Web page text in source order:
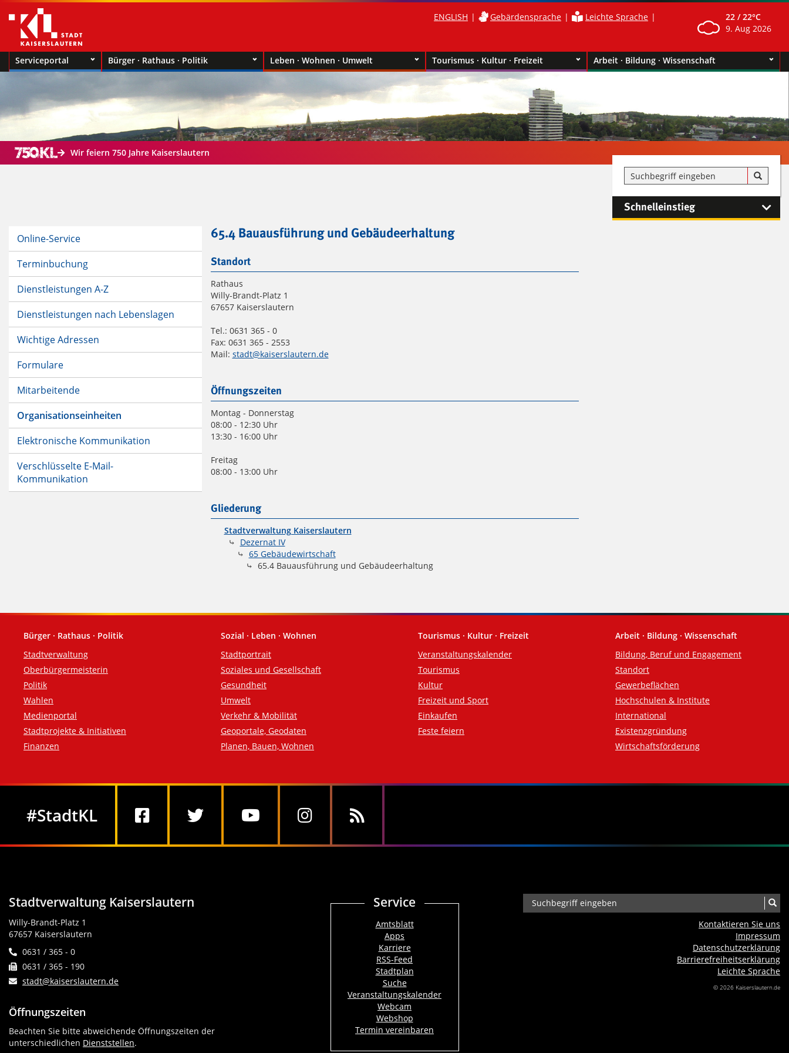
ENGLISH Gebärdensprache Leichte Sprache 22 / 22°C
9. Aug 2026
Serviceportal Bürger · Rathaus · Politik Leben · Wohnen · Umwelt Tourismus · Kultur · Freizeit Arbeit · Bildung · Wissenschaft
Wir feiern 750 Jahre Kaiserslautern
Schnelleinstieg
Online-Service
Terminbuchung
Dienstleistungen A-Z
Dienstleistungen nach Lebenslagen
Wichtige Adressen
Formulare
Mitarbeitende
Organisationseinheiten
Elektronische Kommunikation
Verschlüsselte E-Mail-
Kommunikation
65.4 Bauausführung und Gebäudeerhaltung
Standort
Rathaus
Willy-Brandt-Platz 1
67657 Kaiserslautern
Tel.: 0631 365 - 0
Fax: 0631 365 - 2553
Mail: stadt@kaiserslautern.de
Öffnungszeiten
Montag - Donnerstag
08:00 - 12:30 Uhr
13:30 - 16:00 Uhr
Freitag
08:00 - 13:00 Uhr
Gliederung
Stadtverwaltung Kaiserslautern
Dezernat IV
65 Gebäudewirtschaft
65.4 Bauausführung und Gebäudeerhaltung
Fußzeile
Bürger · Rathaus · Politik
Stadtverwaltung
Oberbürgermeisterin
Politik
Wahlen
Medienportal
Stadtprojekte & Initiativen
Finanzen
Sozial · Leben · Wohnen
Stadtportrait
Soziales und Gesellschaft
Gesundheit
Umwelt
Verkehr & Mobilität
Geoportale, Geodaten
Planen, Bauen, Wohnen
Tourismus · Kultur · Freizeit
Veranstaltungskalender
Tourismus
Kultur
Freizeit und Sport
Einkaufen
Feste feiern
Arbeit · Bildung · Wissenschaft
Bildung, Beruf und Engagement
Standort
Gewerbeflächen
Hochschulen & Institute
International
Existenzgründung
Wirtschaftsförderung
#StadtKL
Stadtverwaltung Kaiserslautern
Willy-Brandt-Platz 1
67657 Kaiserslautern
0631 / 365 - 0
0631 / 365 - 190
stadt@kaiserslautern.de
Öffnungszeiten
Beachten Sie bitte abweichende Öffnungszeiten der
unterschiedlichen Dienststellen.
Service
Amtsblatt
Apps
Karriere
RSS-Feed
Stadtplan
Suche
Veranstaltungskalender
Webcam
Webshop
Termin vereinbaren
Kontaktieren Sie uns
Impressum
Datenschutzerklärung
Barrierefreiheits­erklärung
Leichte Sprache
© 2026 Kaiserslautern.de